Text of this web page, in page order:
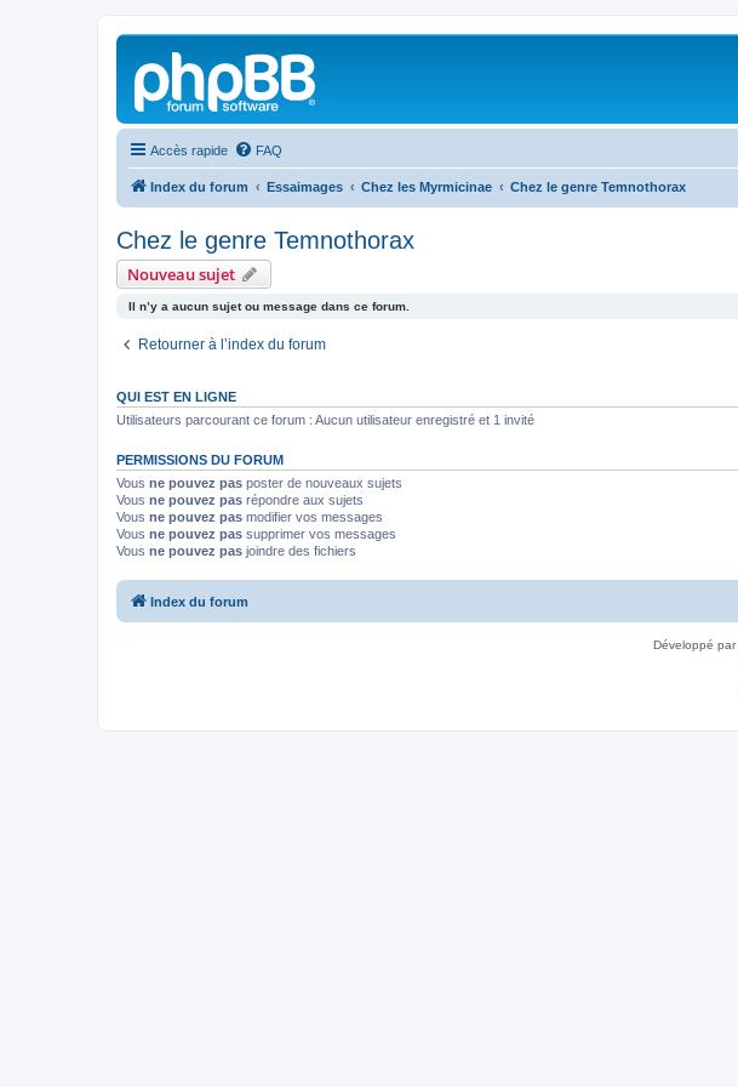
Accès rapide FAQ
Index du forum Essaimages Chez les Myrmicinae Chez le genre Temnothorax
Chez le genre Temnothorax
Nouveau sujet
Il n’y a aucun sujet ou message dans ce forum.
Retourner à l’index du forum
QUI EST EN LIGNE
Utilisateurs parcourant ce forum : Aucun utilisateur enregistré et 1 invité
PERMISSIONS DU FORUM
Vous ne pouvez pas poster de nouveaux sujets
Vous ne pouvez pas répondre aux sujets
Vous ne pouvez pas modifier vos messages
Vous ne pouvez pas supprimer vos messages
Vous ne pouvez pas joindre des fichiers
Index du forum
Développé par